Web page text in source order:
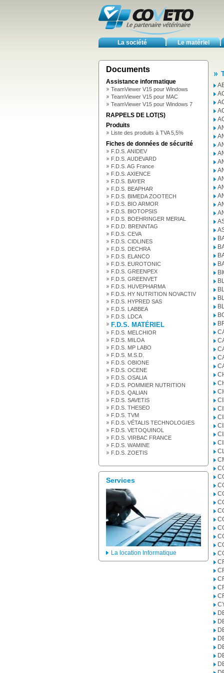
La société Le matériel
Documents
Assistance informatique
TeamViewer V15 pour Windows
TeamViewer V15 pour MAC
TeamViewer V15 pour Windows 7
RAPPELS DE LOT(S)
Produits
Liste des produits à TVA 5,5%
Fiches de données de sécurité
F.D.S. ANIDEV
F.D.S. AUDEVARD
F.D.S. AG France
F.D.S. AXIENCE
F.D.S. BAYER
F.D.S. BEAPHAR
F.D.S. BIMEDA ZOOTECH
F.D.S. BIO ARMOR
F.D.S. BIOTOPSIS
F.D.S. BOEHRINGER MERIAL
F.D.D. BRENNTAG
F.D.S. CEVA
F.D.S. CIDLINES
F.D.S. DECHRA
F.D.S. ELANCO
F.D.S. EUROTONIC
F.D.S. GREENPEX
F.D.S. GREENVET
F.D.S. HUVEPHARMA
F.D.S. HY NUTRITION NOVACTIV
F.D.S. HYPRED SAS
F.D.S. LABBEA
F.D.S. LDCA
F.D.S. MATÉRIEL
F.D.S. MELCHIOR
F.D.S. MILOA
F.D.S. MP LABO
F.D.S. M.S.D.
F.D.S. OBIONE
F.D.S. OCENE
F.D.S. OSALIA
F.D.S. POMMIER NUTRITION
F.D.S. QALIAN
F.D.S. SAVETIS
F.D.S. THESEO
F.D.S. TVM
F.D.S. VÉTALIS TECHNOLOGIES
F.D.S. VETOQUINOL
F.D.S. VIRBAC FRANCE
F.D.S. WAMINE
F.D.S. ZOETIS
Services
La location Informatique